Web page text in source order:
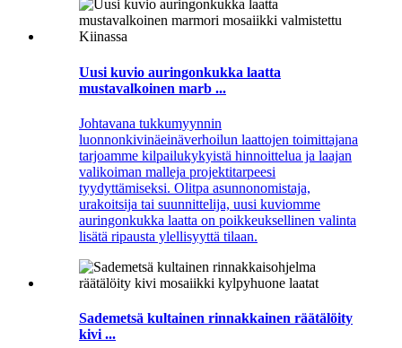
Uusi kuvio auringonkukka laatta
mustavalkoinen marb ...
Johtavana tukkumyynnin
luonnonkivinäeinäverhoilun laattojen toimittajana
tarjoamme kilpailukykyistä hinnoittelua ja laajan
valikoiman malleja projektitarpeesi
tyydyttämiseksi. Olitpa asunnonomistaja,
urakoitsija tai suunnittelija, uusi kuviomme
auringonkukka laatta on poikkeuksellinen valinta
lisätä ripausta ylellisyyttä tilaan.
Sademetsä kultainen rinnakkainen räätälöity
kivi ...